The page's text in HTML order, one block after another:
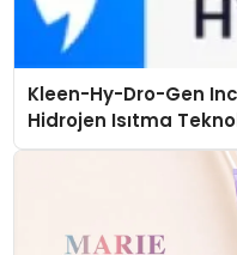
Kleen-Hy-Dro-Gen
Hidrojen Isıtma
Düzenleyici